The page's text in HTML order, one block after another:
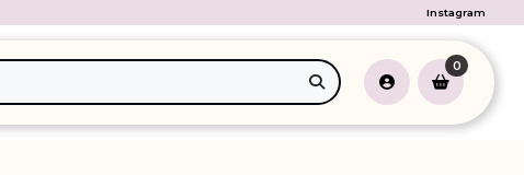
Instagram
0